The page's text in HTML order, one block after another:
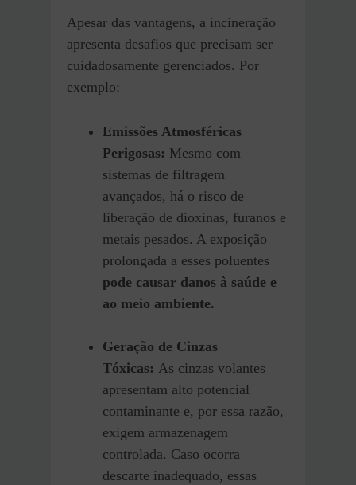
Apesar das vantagens, a incineração
apresenta desafios que precisam ser
cuidadosamente gerenciados. Por
exemplo:
Emissões Atmosféricas
Perigosas: Mesmo com
sistemas de filtragem
avançados, há o risco de
liberação de dioxinas, furanos e
metais pesados. A exposição
prolongada a esses poluentes
pode causar danos à saúde e
ao meio ambiente.
Geração de Cinzas
Tóxicas: As cinzas volantes
apresentam alto potencial
contaminante e, por essa razão,
exigem armazenagem
controlada. Caso ocorra
descarte inadequado, essas